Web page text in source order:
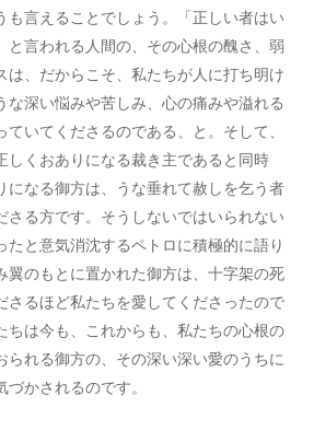
言えることでしょう。「正しい者はい
と言われる人間の、その心根の醜さ、弱
は、だからこそ、私たちが人に打ち明け
な深い悩みや苦しみ、心の痛みや溢れる
いてくださるのである、と。そして、
しくおありになる裁き主であると同時
になる御方は、うな垂れて赦しを乞う者
さる方です。そうしないではいられない
たと意気消沈するペトロに積極的に語り
翼のもとに置かれた御方は、十字架の死
さるほど私たちを愛してくださったので
ちは今も、これからも、私たちの心根の
られる御方の、その深い深い愛のうちに
かされるのです。